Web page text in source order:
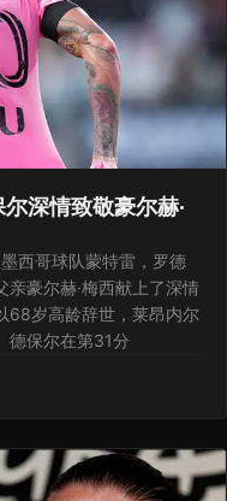
深情致敬豪尔赫·
西哥球队蒙特雷，罗德
亲豪尔赫·梅西献上了深情
68岁高龄辞世，莱昂内尔
德保尔在第31分